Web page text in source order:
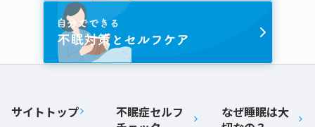
サイトトップ
不眠症セルフ
なぜ睡眠は大